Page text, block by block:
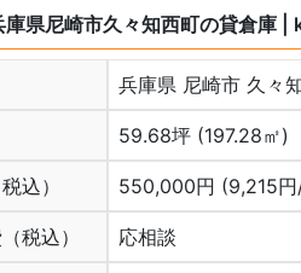
庫県尼崎市久々知西町の貸倉庫|
兵庫県 尼崎市 久々
59.68坪 (197.28㎡)
込） 550,000円 (9,215円
税込） 応相談